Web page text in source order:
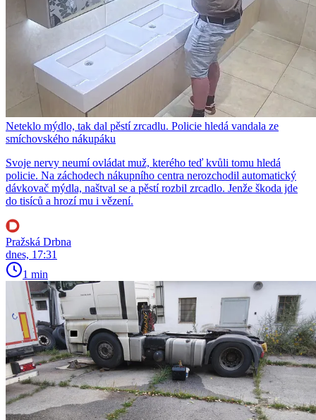
Neteklo mýdlo, tak dal pěstí zrcadlu. Policie hledá vandala ze
smíchovského nákupáku
Svoje nervy neumí ovládat muž, kterého teď kvůli tomu hledá
policie. Na záchodech nákupního centra nerozchodil automatický
dávkovač mýdla, naštval se a pěstí rozbil zrcadlo. Jenže škoda jde
do tisíců a hrozí mu i vězení.
Pražská Drbna
dnes, 17:31
1 min